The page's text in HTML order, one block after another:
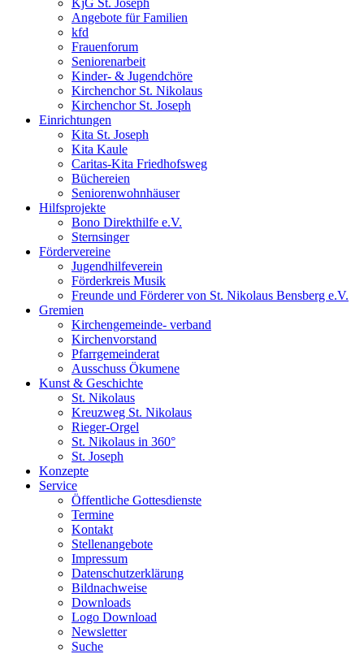
KjG St. Joseph
Angebote für Familien
kfd
Frauenforum
Seniorenarbeit
Kinder- & Jugendchöre
Kirchenchor St. Nikolaus
Kirchenchor St. Joseph
Einrichtungen
Kita St. Joseph
Kita Kaule
Caritas-Kita Friedhofsweg
Büchereien
Seniorenwohnhäuser
Hilfsprojekte
Bono Direkthilfe e.V.
Sternsinger
Fördervereine
Jugendhilfeverein
Förderkreis Musik
Freunde und Förderer von St. Nikolaus Bensberg e.V.
Gremien
Kirchengemeinde- verband
Kirchenvorstand
Pfarrgemeinderat
Ausschuss Ökumene
Kunst & Geschichte
St. Nikolaus
Kreuzweg St. Nikolaus
Rieger-Orgel
St. Nikolaus in 360°
St. Joseph
Konzepte
Service
Öffentliche Gottesdienste
Termine
Kontakt
Stellenangebote
Impressum
Datenschutzerklärung
Bildnachweise
Downloads
Logo Download
Newsletter
Suche